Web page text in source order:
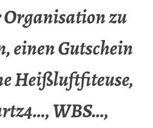
Organisation zu
einen Gutschein
Heißluftfiteuse,
WBS…,